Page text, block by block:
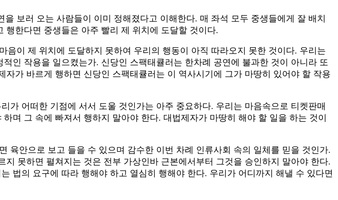
보러 오는 사람들이 이미 정해졌다고 이해한다. 매 좌석 모두 중생들에게 잘 배치
한다면 중생들은 아주 빨리 제 위치에 도달할 것이다.
이 제 위치에 도달하지 못하여 우리의 행동이 아직 따라오지 못한 것이다. 우리는
인 작용을 일으켰는가. 신당인 스팩태큘러는 한차례 공연에 불과한 것이 아니라 또
가 바르게 행하면 신당인 스팩태큘러는 이 역사시기에 그가 마땅히 있어야 할 작용
가 어떠한 기점에 서서 도울 것인가는 아주 중요하다. 우리는 마음속으로 티켓판매
며 그 속에 빠져서 행하지 말아야 한다. 대법제자가 마땅히 해야 할 일을 하는 것이
육안으로 보고 들을 수 있으며 감수한 이번 차례 인류사회 속의 일체를 믿을 것인가.
못하면 펼쳐지는 것은 전부 가상인바 근본에서부터 그것을 승인하지 말아야 한다.
법의 요구에 따라 행해야 하고 열심히 행해야 한다. 우리가 어디까지 해낼 수 있다면